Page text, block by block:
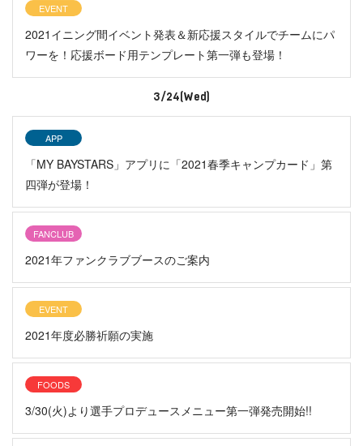
EVENT
2021イニング間イベント発表＆新応援スタイルでチームにパ
ワーを！応援ボード用テンプレート第一弾も登場！
3/24(Wed)
APP
「MY BAYSTARS」アプリに「2021春季キャンプカード」第
四弾が登場！
FANCLUB
2021年ファンクラブブースのご案内
EVENT
2021年度必勝祈願の実施
FOODS
3/30(火)より選手プロデュースメニュー第一弾発売開始!!